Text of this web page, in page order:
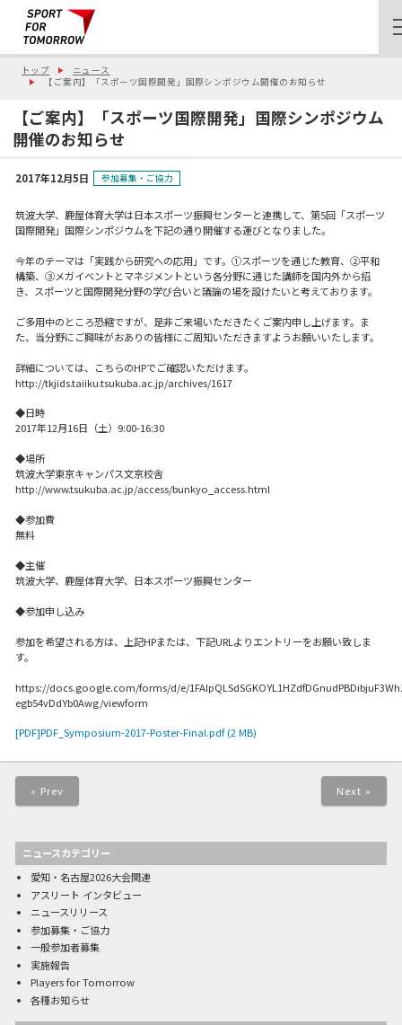
トップ
ニュース
【ご案内】「スポーツ国際開発」国際シンポジウム開催のお知らせ
【ご案内】「スポーツ国際開発」国際シンポジウム
開催のお知らせ
2017年12月5日 参加募集・ご協力
筑波大学、鹿屋体育大学は日本スポーツ振興センターと連携して、第5回「スポーツ
国際開発」国際シンポジウムを下記の通り開催する運びとなりました。
今年のテーマは「実践から研究への応用」です。①スポーツを通じた教育、②平和
構築、③メガイベントとマネジメントという各分野に通じた講師を国内外から招
き、スポーツと国際開発分野の学び合いと議論の場を設けたいと考えております。
ご多用中のところ恐縮ですが、是非ご来場いただきたくご案内申し上げます。ま
た、当分野にご興味がおありの皆様にご周知いただきますようお願いいたします。
詳細については、こちらのHPでご確認いただけます。
http://tkjids.taiiku.tsukuba.ac.jp/archives/1617
◆日時
2017年12月16日（土）9:00-16:30
◆場所
筑波大学東京キャンパス文京校舎
http://www.tsukuba.ac.jp/access/bunkyo_access.html
◆参加費
無料
◆主催
筑波大学、鹿屋体育大学、日本スポーツ振興センター
◆参加申し込み
参加を希望される方は、上記HPまたは、下記URLよりエントリーをお願い致しま
す。
https://docs.google.com/forms/d/e/
egb54vDdYb0Awg/viewform
[PDF]PDF_Symposium-2017-Poster-Final.pdf (2 MB)
« Prev Next »
ニュースカテゴリー
愛知・名古屋2026大会関連
アスリート インタビュー
ニュースリリース
参加募集・ご協力
一般参加者募集
実施報告
Players for Tomorrow
各種お知らせ